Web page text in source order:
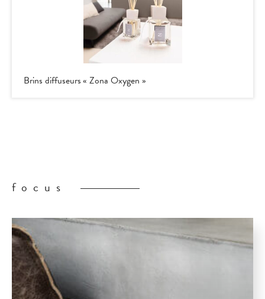
Brins diffuseurs « Zona Oxygen »
focus